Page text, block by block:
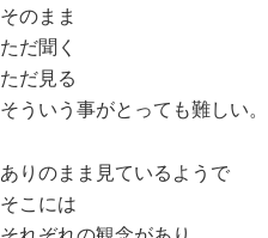
そのまま
ただ聞く
ただ見る
そういう事がとっても難しい。
ありのまま見ているようで
そこには